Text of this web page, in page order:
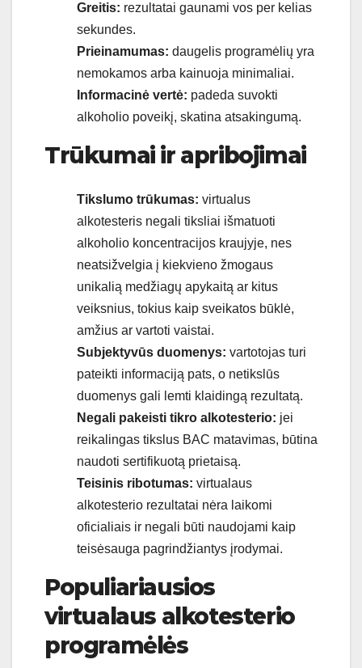
Greitis: rezultatai gaunami vos per kelias
sekundes.
Prieinamumas: daugelis programėlių yra
nemokamos arba kainuoja minimaliai.
Informacinė vertė: padeda suvokti
alkoholio poveikį, skatina atsakingumą.
Trūkumai ir apribojimai
Tikslumo trūkumas: virtualus
alkotesteris negali tiksliai išmatuoti
alkoholio koncentracijos kraujyje, nes
neatsižvelgia į kiekvieno žmogaus
unikalią medžiagų apykaitą ar kitus
veiksnius, tokius kaip sveikatos būklė,
amžius ar vartoti vaistai.
Subjektyvūs duomenys: vartotojas turi
pateikti informaciją pats, o netikslūs
duomenys gali lemti klaidingą rezultatą.
Negali pakeisti tikro alkotesterio: jei
reikalingas tikslus BAC matavimas, būtina
naudoti sertifikuotą prietaisą.
Teisinis ribotumas: virtualaus
alkotesterio rezultatai nėra laikomi
oficialiais ir negali būti naudojami kaip
teisėsauga pagrindžiantys įrodymai.
Populiariausios
virtualaus alkotesterio
programėlės